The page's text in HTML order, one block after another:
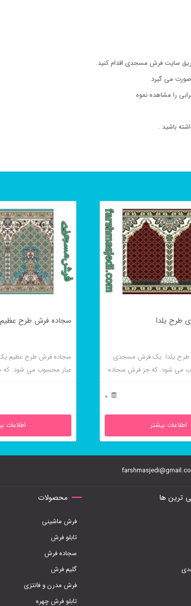
سایت فرش مسجدی اقدام کنید.
می گیرد
را مشاهده نموه
باشید .
طرح یلدا
طرح یلدا یک فرش مسجدی
می شود. که جز فرش سجاده
0
اطلاعات بیشتر
سجاده فرش طرح عظیم
سجاده فرش طرح عظیم
عیار محسوب می شود. که
اطلاعات
ترین ها محصولات
فرش ماشینی
تابلو فرش
سجاده فرش
گلیم فرش
فرش مدرن و فانتزی
تابلو فرش چهره